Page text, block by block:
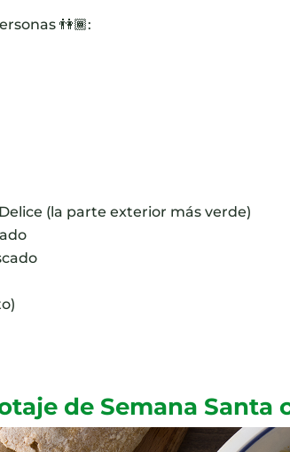
👫🏾:
(la parte exterior más verde)
de Semana Santa